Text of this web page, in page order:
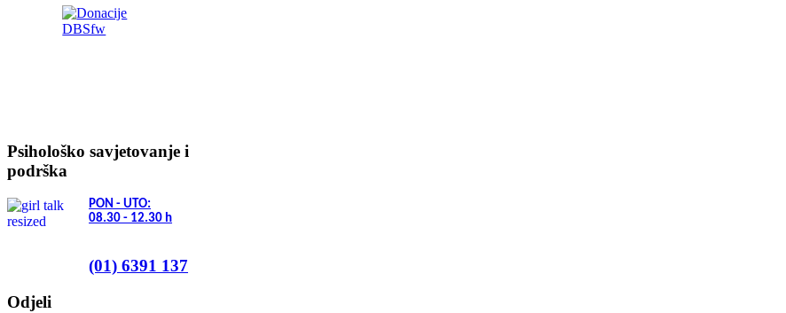
Psihološko savjetovanje i
podrška
PON - UTO:
08.30 - 12.30 h
(01) 6391 137
Odjeli